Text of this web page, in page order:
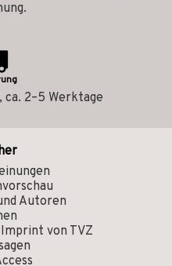
2–5 Werktage
Autoren
von TVZ